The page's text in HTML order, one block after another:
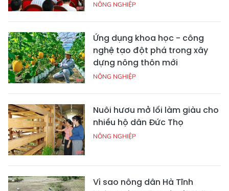
NÔNG NGHIỆP
Ứng dụng khoa học - công
nghệ tạo đột phá trong xây
dựng nông thôn mới
NÔNG NGHIỆP
Nuôi hươu mở lối làm giàu cho
nhiều hộ dân Đức Thọ
NÔNG NGHIỆP
Vì sao nông dân Hà Tĩnh